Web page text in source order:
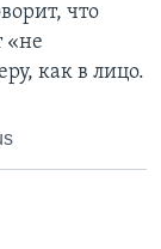
что
«не
как в лицо.